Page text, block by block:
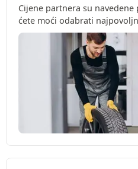
Cijene partnera su
ćete moći odabrati